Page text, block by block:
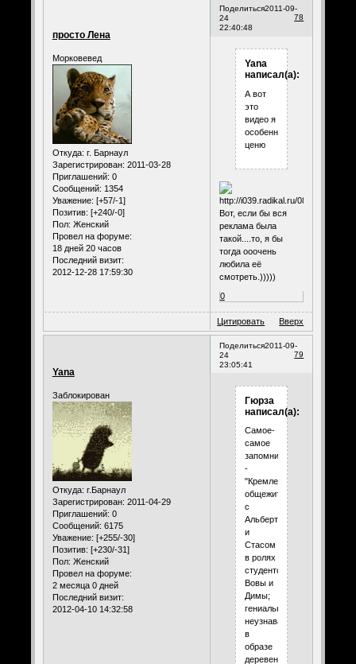
Поделиться
78
2011-09-
24
22:40:48
просто Лена
Морковевед
Откуда: г. Барнаул
Зарегистрирован: 2011-03-28
Приглашений: 0
Сообщений: 1354
Уважение: [+57/-1]
Позитив: [+240/-0]
Пол: Женский
Провел на форуме:
18 дней 20 часов
Последний визит:
2012-12-28 17:59:30
Yana
написал(а):
А вот
это
видео я
особенно
ценю
Вот, если бы вся
реклама была
такой....то, я бы
тогда ооочень
любила её
смотреть.)))))
0
Цитировать Вверх
Поделиться
79
2011-09-
24
23:05:41
Yana
Заблокирован
Откуда: г.Барнаул
Зарегистрирован: 2011-04-29
Приглашений: 0
Сообщений: 6175
Уважение: [+255/-30]
Позитив: [+230/-31]
Пол: Женский
Провел на форуме:
2 месяца 0 дней
Последний визит:
2012-04-10 14:32:58
Гюрза
написал(а):
Самое-
самое
запомнившееся
-
"Кремлевское
общежитие"
с
Альбертом
и
Стасом
в ролях
студентов
Вовы и
Димы;
гениально
неузнаваемый
в
образе
деревенского